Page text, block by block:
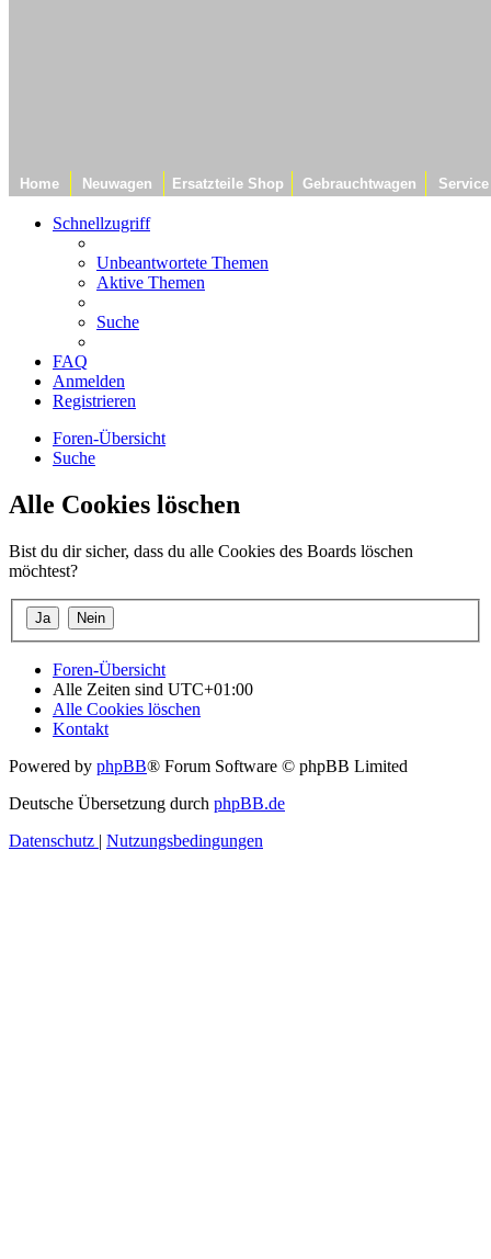
Home Neuwagen Ersatzteile Shop Gebrauchtwagen Service
Schnellzugriff
Unbeantwortete Themen
Aktive Themen
Suche
FAQ
Anmelden
Registrieren
Foren-Übersicht
Suche
Alle Cookies löschen
Bist du dir sicher, dass du alle Cookies des Boards löschen
möchtest?
Foren-Übersicht
Alle Zeiten sind UTC+01:00
Alle Cookies löschen
Kontakt
Powered by phpBB® Forum Software © phpBB Limited
Deutsche Übersetzung durch phpBB.de
Datenschutz | Nutzungsbedingungen